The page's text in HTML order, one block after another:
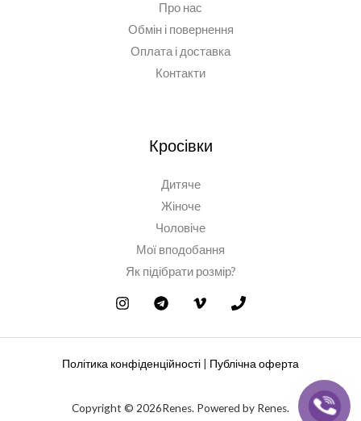
Про нас
Обмін і повернення
Оплата і доставка
Контакти
Кросівки
Дитяче
Жіноче
Чоловіче
Мої вподобання
Як підібрати розмір?
Політика конфіденційності Публічна оферта
Copyright © 2026Renes. Powered by Renes.